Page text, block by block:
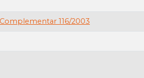
116/2003